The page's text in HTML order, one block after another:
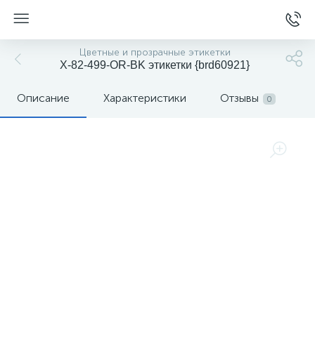
Цветные и прозрачные этикетки
X-82-499-OR-BK этикетки {brd60921}
Описание Характеристики Отзывы 0